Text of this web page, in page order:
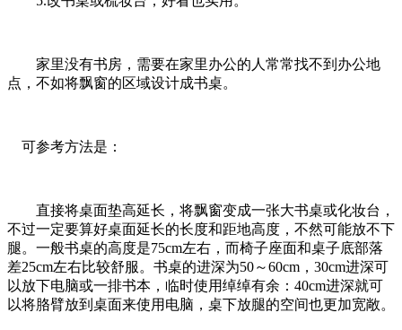
家里没有书房，需要在家里办公的人常常找不到办公地
点，不如将飘窗的区域设计成书桌。
可参考方法是：
直接将桌面垫高延长，将飘窗变成一张大书桌或化妆台，
不过一定要算好桌面延长的长度和距地高度，不然可能放不下
腿。一般书桌的高度是75cm左右，而椅子座面和桌子底部落
差25cm左右比较舒服。书桌的进深为50～60cm，30cm进深可
以放下电脑或一排书本，临时使用绰绰有余：40cm进深就可
以将胳臂放到桌面来使用电脑，桌下放腿的空间也更加宽敞。